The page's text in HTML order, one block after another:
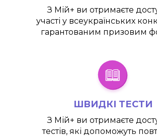
З Мій+ ви отримаєте
участі у всеукраїнських
гарантованим призовим
ШВИДКІ ТЕСТИ
З Мій+ ви отримаєте
тестів, які допоможуть